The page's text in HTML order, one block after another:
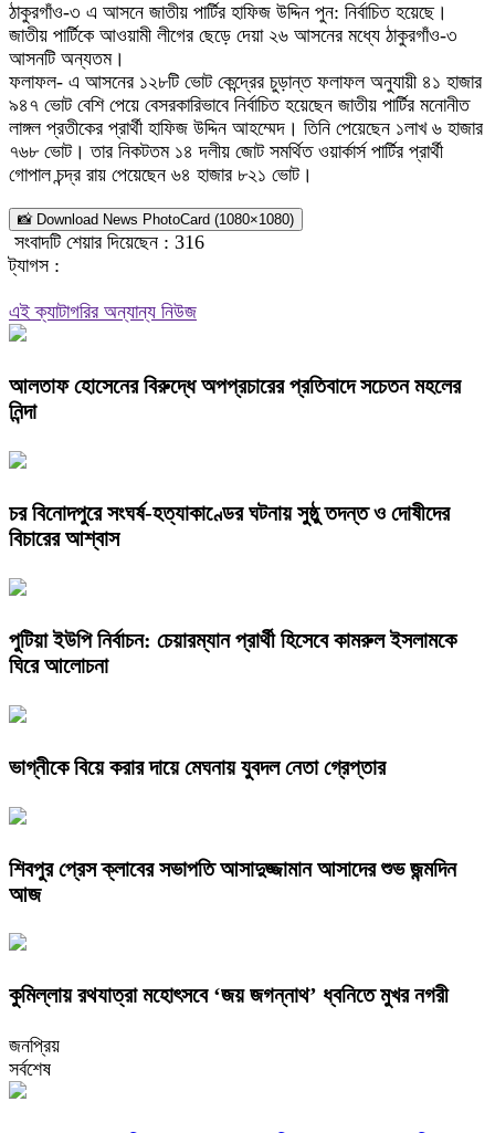
ঠাকুরগাঁও-৩ এ আসনে জাতীয় পার্টির হাফিজ উদ্দিন পুন: নির্বাচিত হয়েছে।
জাতীয় পার্টিকে আওয়ামী লীগের ছেড়ে দেয়া ২৬ আসনের মধ্যে ঠাকুরগাঁও-৩
আসনটি অন্যতম।
ফলাফল- এ আসনের ১২৮টি ভোট কেন্দ্রের চুড়ান্ত ফলাফল অনুযায়ী ৪১ হাজার
৯৪৭ ভোট বেশি পেয়ে বেসরকারিভাবে নির্বাচিত হয়েছেন জাতীয় পার্টির মনোনীত
লাঙ্গল প্রতীকের প্রার্থী হাফিজ উদ্দিন আহম্মেদ। তিনি পেয়েছেন ১লাখ ৬ হাজার
৭৬৮ ভোট। তার নিকটতম ১৪ দলীয় জোট সমর্থিত ওয়ার্কার্স পার্টির প্রার্থী
গোপাল চন্দ্র রায় পেয়েছেন ৬৪ হাজার ৮২১ ভোট।
📸 Download News PhotoCard (1080×1080)
সংবাদটি শেয়ার দিয়েছেন : 316
ট্যাগস :
এই ক্যাটাগরির অন্যান্য নিউজ
আলতাফ হোসেনের বিরুদ্ধে অপপ্রচারের প্রতিবাদে সচেতন মহলের
নিন্দা
চর বিনোদপুরে সংঘর্ষ-হত্যাকাণ্ডের ঘটনায় সুষ্ঠু তদন্ত ও দোষীদের
বিচারের আশ্বাস
পুটিয়া ইউপি নির্বাচন: চেয়ারম্যান প্রার্থী হিসেবে কামরুল ইসলামকে
ঘিরে আলোচনা
ভাগ্নীকে বিয়ে করার দায়ে মেঘনায় যুবদল নেতা গ্রেপ্তার
শিবপুর প্রেস ক্লাবের সভাপতি আসাদুজ্জামান আসাদের শুভ জন্মদিন
আজ
কুমিল্লায় রথযাত্রা মহোৎসবে ‘জয় জগন্নাথ’ ধ্বনিতে মুখর নগরী
জনপ্রিয়
সর্বশেষ